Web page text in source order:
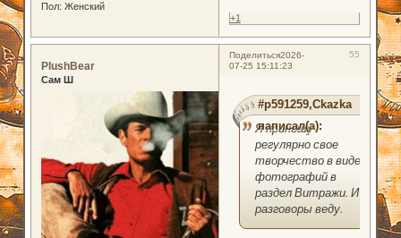
Пол: Женский
+1
Поделиться 55
2026-
07-25 15:11:23
PlushBear
Сам Ш
#p591259,Ckazka
написал(а):
Я приношу
регулярно свое
творчество в виде
фотографий в
раздел Витражи. И
разговоры веду.